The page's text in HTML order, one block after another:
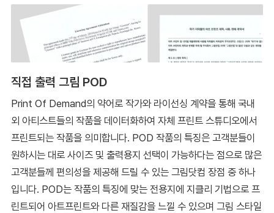
직접 출력 그림 POD
Print Of Demand의 약어로 작가와 라이선싱 계약을 통해 국내
외 아티스트들의 작품을 데이터화하여 자체 프린트 스튜디오에서
프린트되는 작품을 의미합니다. POD 작품의 특징은 고객분들이
원하시는 대로 사이즈 및 출력용지 선택이 가능하다는 점으로 많은
고객분들께 편의성을 제공해 드릴 수 있는 그림닷컴 장점 중 하나
입니다. POD는 작품의 특징에 맞는 전용지에 지클리 기법으로 프
린트되어 아트프린트와 다른 재질감을 느낄 수 있으며 그림 스타일